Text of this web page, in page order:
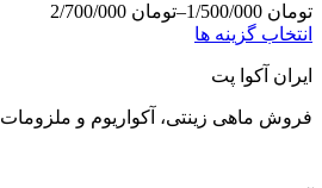
تومان –تومان
انتخاب گزینه ها
ایران آکوا پت
فروش ماهی زینتی، آکواریوم و ملزومات